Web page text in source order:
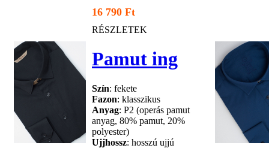
16 790 Ft
RÉSZLETEK
Pamut ing
Szín: fekete
Fazon: klasszikus
Anyag: P2 (operás pamut
anyag, 80% pamut, 20%
polyester)
Ujjhossz: hosszú ujjú